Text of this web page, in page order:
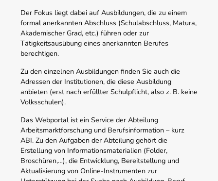
Der Fokus liegt dabei auf Ausbildungen, die zu einem
formal anerkannten Abschluss (Schulabschluss, Matura,
Akademischer Grad, etc.) führen oder zur
Tätigkeitsausübung eines anerkannten Berufes
berechtigen.
Zu den einzelnen Ausbildungen finden Sie auch die
Adressen der Institutionen, die diese Ausbildung
anbieten (erst nach erfüllter Schulpflicht, also z. B. keine
Volksschulen).
Das Webportal ist ein Service der Abteilung
Arbeitsmarktforschung und Berufsinformation – kurz
ABI. Zu den Aufgaben der Abteilung gehört die
Erstellung von Informationsmaterialien (Folder,
Broschüren,…), die Entwicklung, Bereitstellung und
Aktualisierung von Online-Instrumenten zur